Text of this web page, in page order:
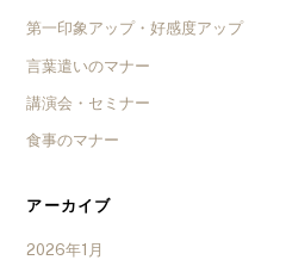
第一印象アップ・好感度アップ
言葉遣いのマナー
講演会・セミナー
食事のマナー
アーカイブ
2026年1月